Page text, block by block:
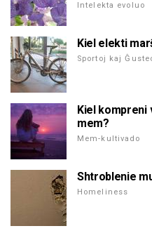
Intelekta evoluo
Kiel elekti
Sportoj kaj
Kiel kompreni
mem?
Mem-kultivado
Shtroblenie
Homeliness